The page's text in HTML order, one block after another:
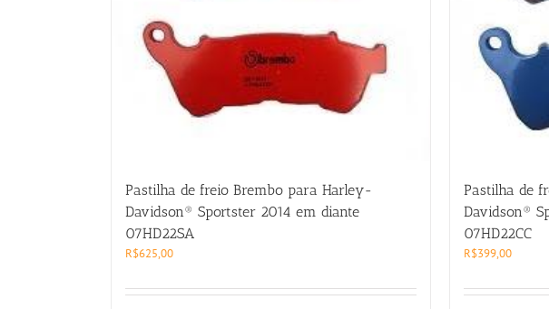
Pastilha de freio Brembo para Harley-
Davidson® Sportster 2014 em diante
07HD22SA
R$625,00
Pastilha de
Davidson®
07HD22CC
R$399,00